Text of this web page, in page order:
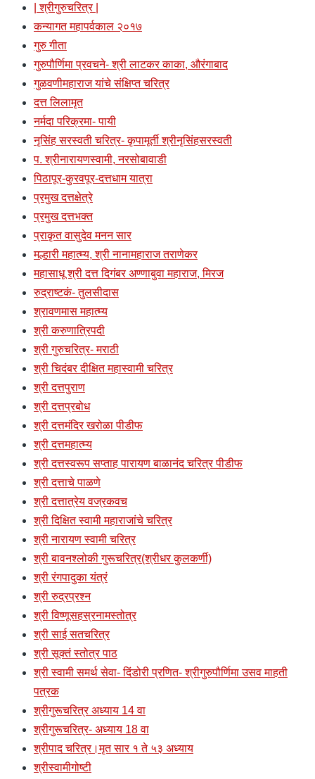
| श्रीगुरुचरित्र |
कन्यागत महापर्वकाल २०१७
गुरु गीता
गुरुपौर्णिमा प्रवचने- श्री लाटकर काका, औरंगाबाद
गुळवणीमहाराज यांचे संक्षिप्त चरित्र
दत्त लिलामृत
नर्मदा परिक्रमा- पायी
नृसिंह सरस्वती चरित्र- कृपामूर्ती श्रीनृसिंहसरस्वती
प. श्रीनारायणस्वामी, नरसोबावाडी
पिठापूर-कुरवपूर-दत्तधाम यात्रा
प्रमुख दत्तक्षेत्रे
प्रमुख दत्तभक्त
प्राकृत वासुदेव मनन सार
मल्हारी महात्म्य, श्री नानामहाराज तराणेकर
महासाधू श्री दत्त दिगंबर अण्णाबुवा महाराज, मिरज
रुद्राष्टकं- तुलसीदास
श्रावणमास महात्म्य
श्री करुणात्रिपदी
श्री गुरुचरित्र- मराठी
श्री चिदंबर दीक्षित महास्वामी चरित्र
श्री दत्तपुराण
श्री दत्तप्रबोध
श्री दत्तमंदिर खरोळा पीडीफ
श्री दत्तमहात्म्य
श्री दत्तस्वरूप सप्ताह पारायण बाळानंद चरित्र पीडीफ
श्री दत्ताचे पाळणे
श्री दत्तात्रेय वज्रकवच
श्री दिक्षित स्वामी महाराजांचे चरित्र
श्री नारायण स्वामी चरित्र
श्री बावनश्लोकी गुरूचरित्र(श्रीधर कुलकर्णी)
श्री रंगपादुका यंत्रं
श्री रुद्रप्रश्न
श्री विष्णूसहस्रनामस्तोत्र
श्री साई सतचरित्र
श्री सूक्तं स्तोत्र पाठ
श्री स्वामी समर्थ सेवा- दिंडोरी प्रणित- श्रीगुरुपौर्णिमा उसव माहती
पत्रक
श्रीगुरूचरित्र अध्याय 14 वा
श्रीगुरूचरित्र- अध्याय 18 वा
श्रीपाद चरित्र।मृत सार १ ते ५३ अध्याय
श्रीस्वामीगोष्टी